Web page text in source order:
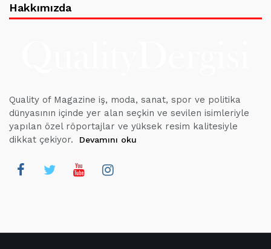
Hakkımızda
Quality of Magazine iş, moda, sanat, spor ve politika
dünyasının içinde yer alan seçkin ve sevilen isimleriyle
yapılan özel röportajlar ve yüksek resim kalitesiyle
dikkat çekiyor.
Devamını oku